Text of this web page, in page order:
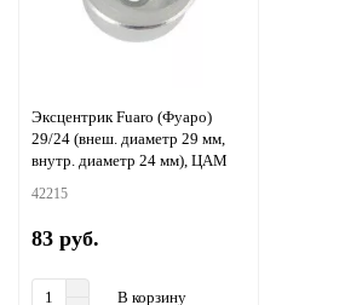
Эксцентрик Fuaro (Фуаро)
29/24 (внеш. диаметр 29 мм,
внутр. диаметр 24 мм), ЦАМ
42215
83 руб.
В корзину